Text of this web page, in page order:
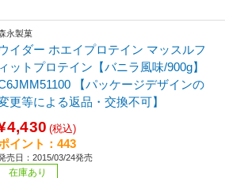
永製菓
イダー ホエイプロテイン マッスルフ
ィットプロテイン【バニラ風味/900g】
【パッケージデザインの
更等による返品・交換不可】
(税込)
イント：443
売日：2015/03/24発売
在庫あり